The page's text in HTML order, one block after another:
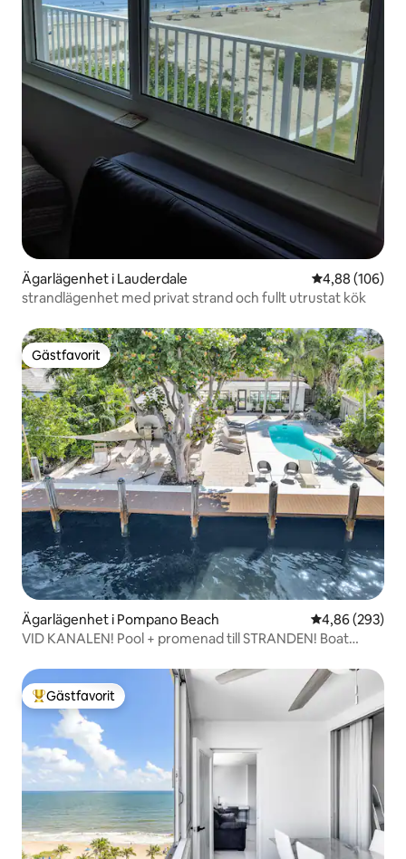
Ägarlägenhet i Lauderdale 4,88 av 5 i
4,88 (106)
strandlägenhet med privat strand och fullt utrustat kök
Gästfavorit
Gästfavorit
Ägarlägenhet i Pompano Beach 4,86 av 5 i
4,86 (293)
VID KANALEN! Pool + promenad till STRANDEN! Boat
Populär gästfavorit
Gästfavorit